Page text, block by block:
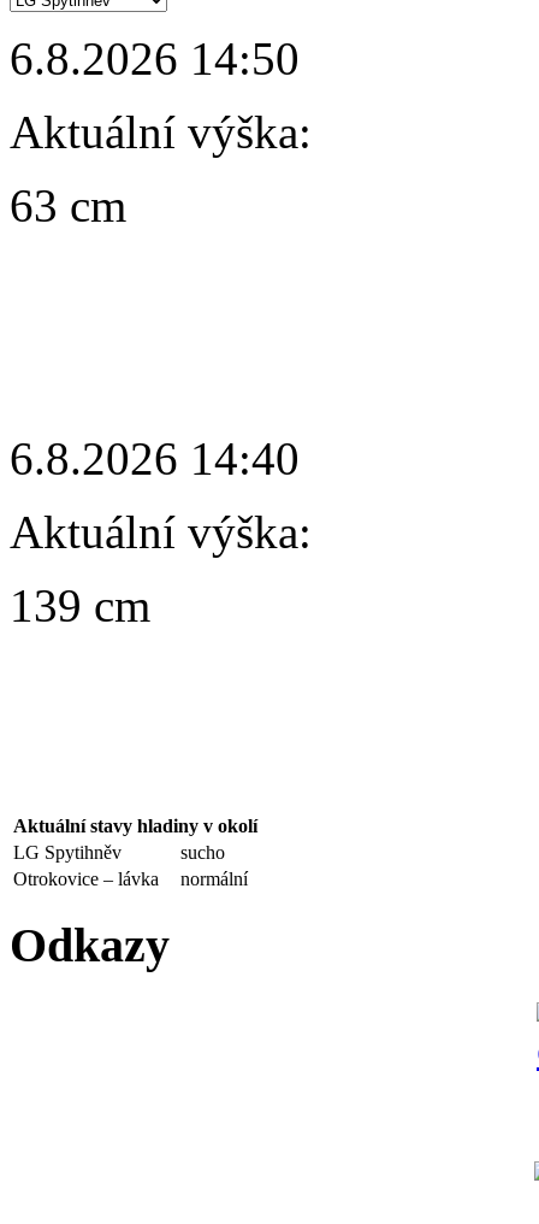
6.8.2026 14:50
Aktuální výška:
63 cm
6.8.2026 14:40
Aktuální výška:
139 cm
Aktuální stavy hladiny v okolí
LG Spytihněv
sucho
Otrokovice – lávka
normální
Odkazy